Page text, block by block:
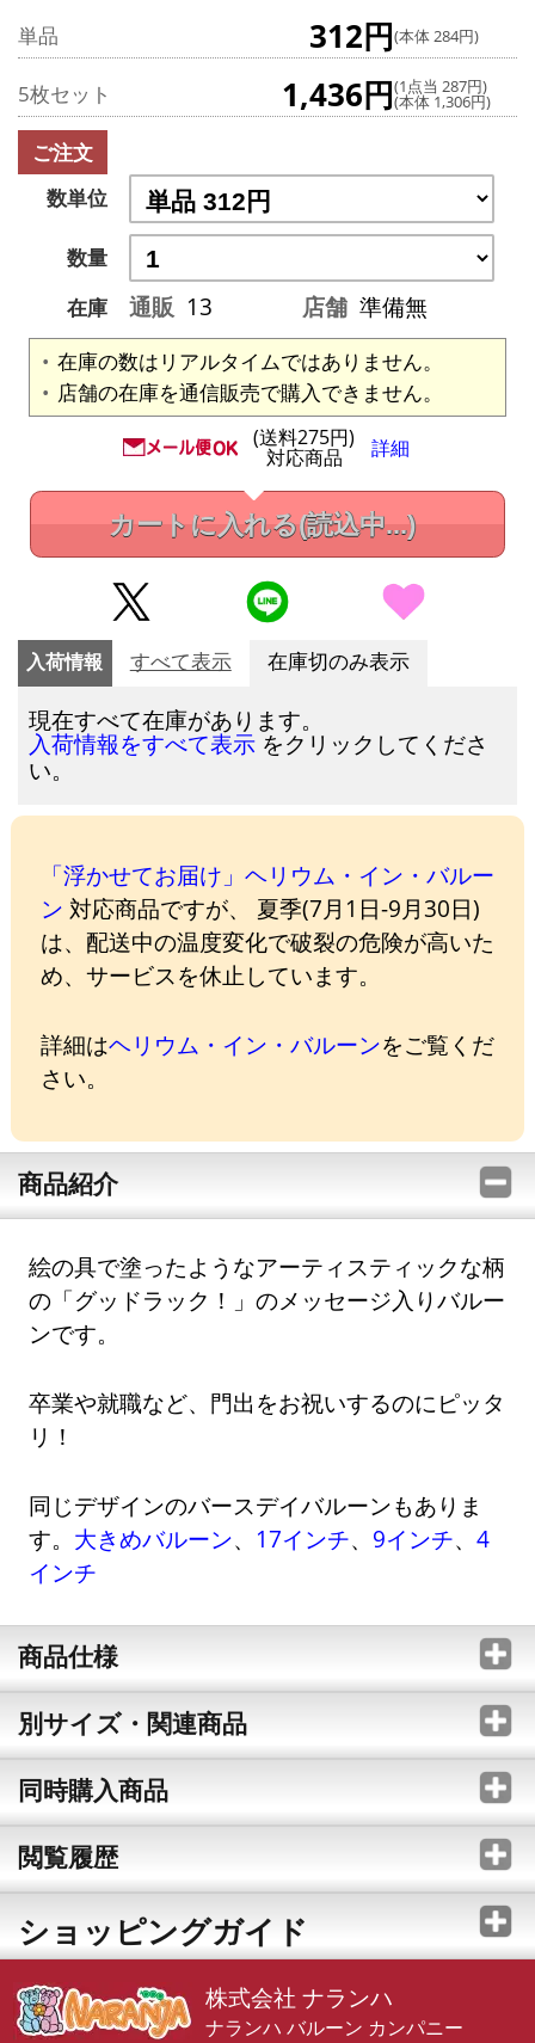
単品 312円(本体 284円)
5枚セット 1,436円(1点当 287円)
(本体 1,306円)
ご注文
数単位
数量
在庫
通販 13 店舗 準備無
在庫の数はリアルタイムではありません。
店舗の在庫を通信販売で購入できません。
(送料275円)
対応商品 詳細
カートに入れる(読込中...)
入荷情報 すべて表示 在庫切のみ表示
現在すべて在庫があります。
入荷情報をすべて表示 をクリックしてくださ
い。
「浮かせてお届け」ヘリウム・イン・バルー
ン 対応商品ですが、 夏季(7月1日-9月30日)
は、配送中の温度変化で破裂の危険が高いた
め、サービスを休止しています。
詳細はヘリウム・イン・バルーンをご覧くだ
さい。
商品紹介
絵の具で塗ったようなアーティスティックな柄
の「グッドラック！」のメッセージ入りバルー
ンです。
卒業や就職など、門出をお祝いするのにピッタ
リ！
同じデザインのバースデイバルーンもありま
す。 大きめバルーン、 17インチ、 9インチ、4
インチ
商品仕様
別サイズ・関連商品
同時購入商品
閲覧履歴
ショッピングガイド
株式会社 ナランハ
ナランハ バルーン カンパニー